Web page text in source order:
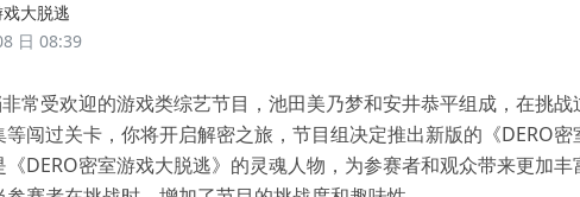
大脱逃
日 08:39
非常受欢迎的游戏类综艺节目，池田美乃梦和安井恭平组成，在挑战
闯过关卡，你将开启解密之旅，节目组决定推出新版的《DERO密
DERO密室游戏大脱逃》的灵魂人物，为参赛者和观众带来更加丰